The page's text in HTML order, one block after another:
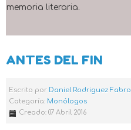
memoria literaria.
ANTES DEL FIN
Escrito por Daniel Rodriguez Fabro
Categoría: Monólogos
Creado: 07 Abril 2016